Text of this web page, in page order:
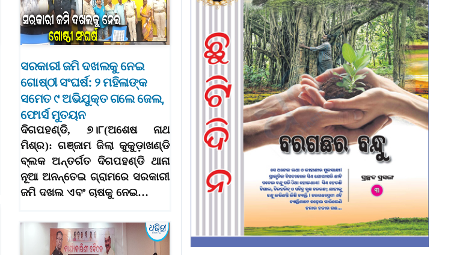
ସରକାରୀ ଜମି ଦଖଲକୁ ନେଇ
ଗୋଷ୍ଠୀ ସଂଘର୍ଷ: ୨ ମହିଳାଙ୍କ
ସମେତ ୯ ଅଭିଯୁକ୍ତ ଗଲେ ଜେଲ,
ଫୋର୍ସ ମୁତୟନ
ଦିଗପହଣ୍ଡି, ୭।୮(ଅଶେଷ ନାଥ
ମିଶ୍ର): ଗଞ୍ଜାମ ଜିଲା କୁକୁଡ଼ାଖଣ୍ଡି
ବ୍ଲକ ଅନ୍ତର୍ଗତ ଦିଗପହଣ୍ଡି ଥାନା
ନୂଆ ଅନନ୍ତେଇ ଗ୍ରାମରେ ସରକାରୀ
ଜମି ଦଖଲ ଏବଂ ଚାଷକୁ ନେଇ…